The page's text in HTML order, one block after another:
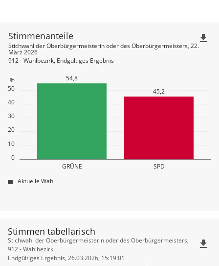
0
10
20
30
40
50
%
GRÜNE SPD
54,8
45,2
Stimmenanteile
Stichwahl der Oberbürgermeisterin oder des Oberbürgermeisters, 22.
März 2026
912 - Wahlbezirk, Endgültiges Ergebnis
Aktuelle Wahl
file_download
Stimmen tabellarisch
Stimmen
tabellarisch
Stichwahl der Oberbürgermeisterin oder des Oberbürgermeisters,
912 - Wahlbezirk
Endgültiges Ergebnis, 26.03.2026, 15:19:01
file_download